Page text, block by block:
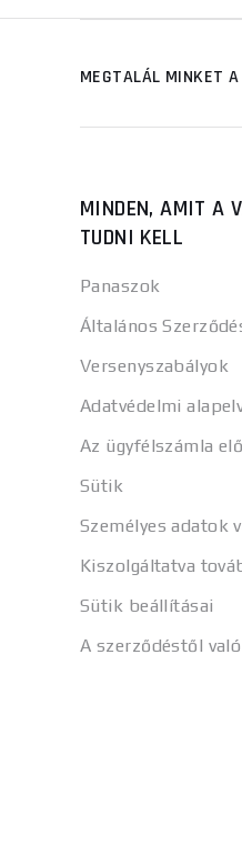
MEGTALÁL MINKET A
MINDEN, AMIT A
TUDNI KELL
Panaszok
Általános
Versenyszabályok
Adatvédelmi
Az ügyfélszámla
Sütik
Személyes adatok
Kiszolgáltatva
Sütik beállításai
A szerződéstől